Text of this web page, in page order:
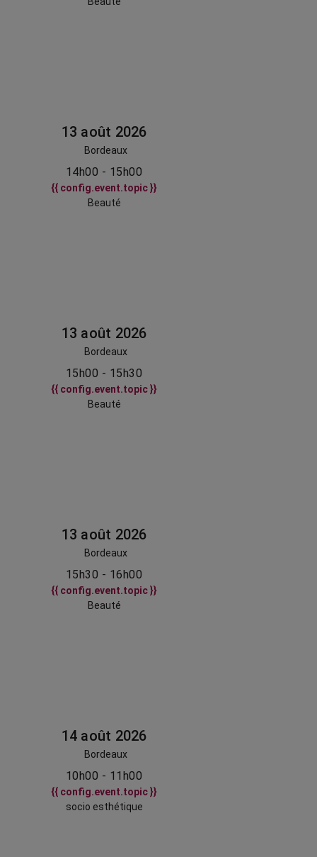
13 août 2026
Bordeaux
14h00 - 15h00
{{ config.event.topic }}
Beauté
13 août 2026
Bordeaux
15h00 - 15h30
{{ config.event.topic }}
Beauté
13 août 2026
Bordeaux
15h30 - 16h00
{{ config.event.topic }}
Beauté
14 août 2026
Bordeaux
10h00 - 11h00
{{ config.event.topic }}
socio esthétique